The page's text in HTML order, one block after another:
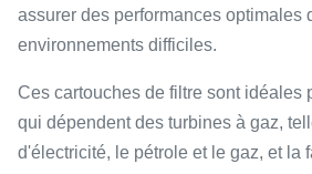
assurer des performances optimales
environnements difficiles.
Ces cartouches de filtre sont idéales
qui dépendent des turbines à gaz,
d'électricité, le pétrole et le gaz, et la